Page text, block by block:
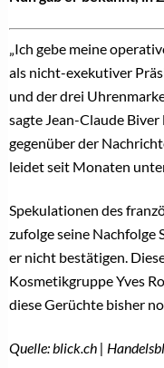
„Ich gebe meine
als nicht-exekutiver
und der drei
sagte Jean-Claude
gegenüber der
leidet seit Monaten
Spekulationen des
zufolge seine Nachfolge
er nicht bestätigen.
Kosmetikgruppe Yves
diese Gerüchte bisher
Quelle: blick.ch |